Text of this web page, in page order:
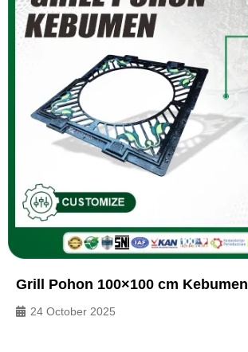
Grill Pohon 100×100 cm Kebumen
24 October 2025